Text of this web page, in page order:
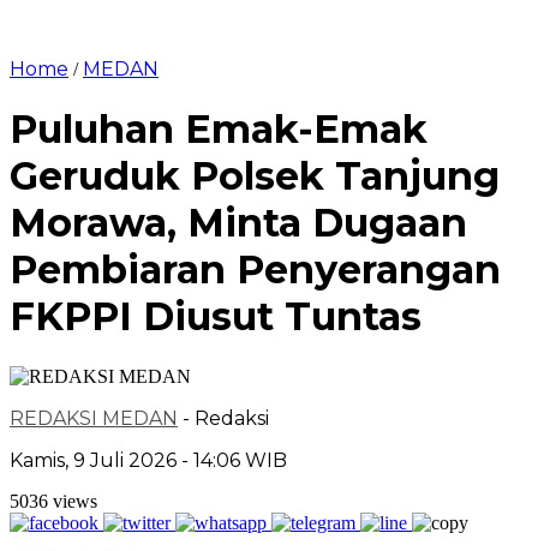
Home / MEDAN
Puluhan Emak-Emak
Geruduk Polsek Tanjung
Morawa, Minta Dugaan
Pembiaran Penyerangan
FKPPI Diusut Tuntas
REDAKSI MEDAN - Redaksi
Kamis, 9 Juli 2026 - 14:06 WIB
5036 views